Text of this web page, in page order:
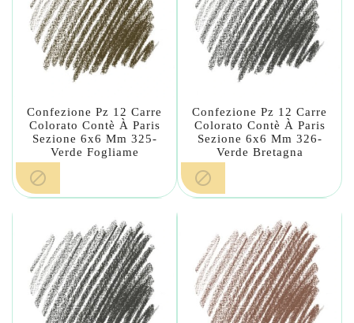
Confezione Pz 12 Carre
Colorato Contè À Paris
Sezione 6x6 Mm 325-
Verde Fogliame

Confezione Pz 12 Carre
Colorato Contè À Paris
Sezione 6x6 Mm 326-
Verde Bretagna
